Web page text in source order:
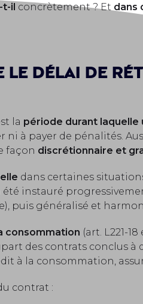
t-il concrètement ? Et dans
le délai de
la période durant laquelle
ni à payer de pénalités.
façon discrétionnaire et
dans certaines
instauré
puis généralisé et
consommation (art. L221-
des contrats conclus à
à la consommation,
contrat :